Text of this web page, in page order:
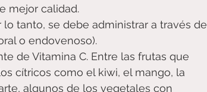
mejor calidad.
tanto, se debe administrar a través de
o endovenoso).
de Vitamina C. Entre las frutas que
cítricos como el kiwi, el mango, la
algunos de los vegetales con